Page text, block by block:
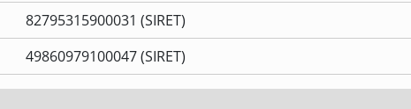
82795315900031 (SIRET)
49860979100047 (SIRET)